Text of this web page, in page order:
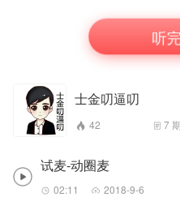
听
士金叨逼叨
42 7期
试麦-动圈麦
02:11 2018-9-6